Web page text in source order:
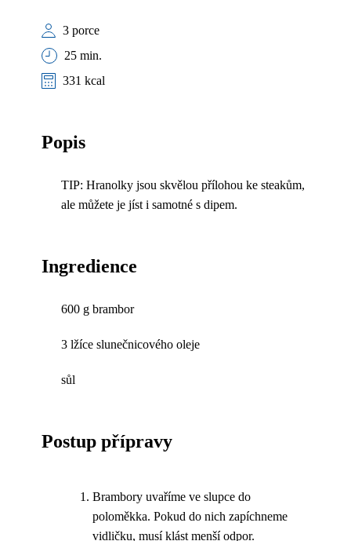
3 porce
25 min.
331 kcal
Popis
TIP: Hranolky jsou skvělou přílohou ke steakům,
ale můžete je jíst i samotné s dipem.
Ingredience
600 g brambor
3 lžíce slunečnicového oleje
sůl
Postup přípravy
Brambory uvaříme ve slupce do
poloměkka. Pokud do nich zapíchneme
vidličku, musí klást menší odpor.